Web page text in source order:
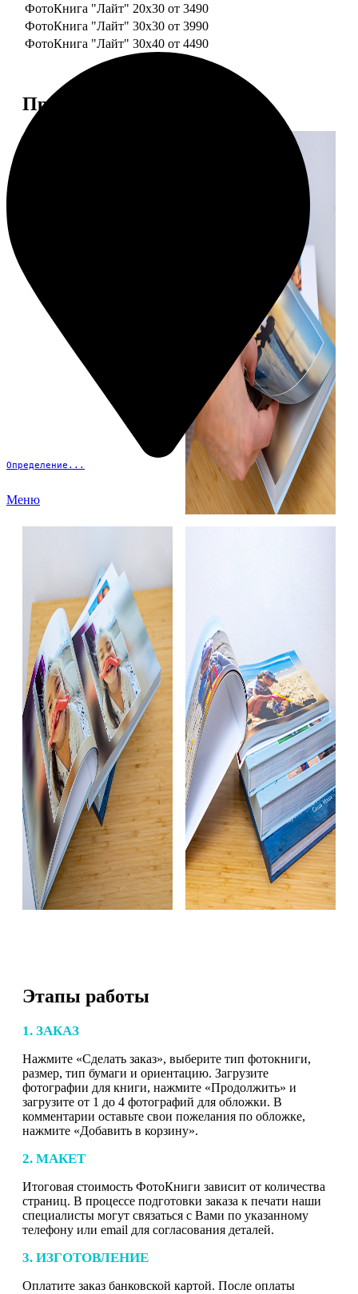
Определение...
Меню
ФотоКнига "Лайт" 20x30 от 3490
ФотоКнига "Лайт" 30x30 от 3990
ФотоКнига "Лайт" 30x40 от 4490
Примеры работ
Этапы работы
1. ЗАКАЗ
Нажмите «Сделать заказ», выберите тип фотокниги,
размер, тип бумаги и ориентацию. Загрузите
фотографии для книги, нажмите «Продолжить» и
загрузите от 1 до 4 фотографий для обложки. В
комментарии оставьте свои пожелания по обложке,
нажмите «Добавить в корзину».
2. МАКЕТ
Итоговая стоимость ФотоКниги зависит от количества
страниц. В процессе подготовки заказа к печати наши
специалисты могут связаться с Вами по указанному
телефону или email для согласования деталей.
3. ИЗГОТОВЛЕНИЕ
Оплатите заказ банковской картой. После оплаты